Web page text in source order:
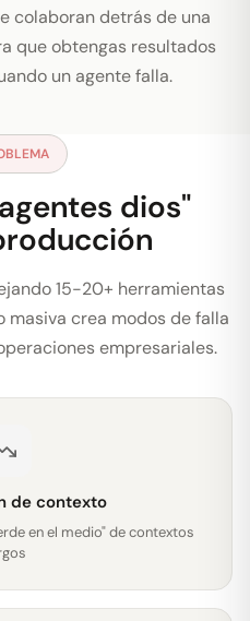
colaboran detrás de una
que obtengas resultados
un agente falla.
dios"
15-20+ herramientas
masiva crea modos de falla
empresariales.
de contexto
en el medio" de contextos